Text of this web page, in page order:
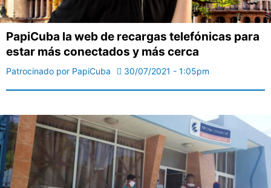
PapiCuba la web de recargas telefónicas para
estar más conectados y más cerca
Patrocinado por PapiCuba 30/07/2021 - 1:05pm